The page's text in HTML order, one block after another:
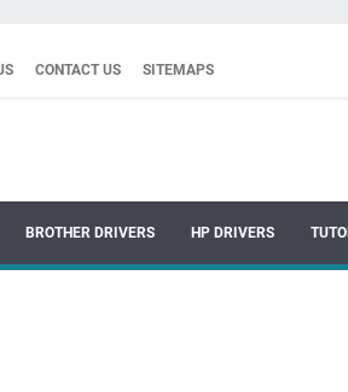
CONTACT US SITEMAPS
BROTHER DRIVERS HP DRIVERS